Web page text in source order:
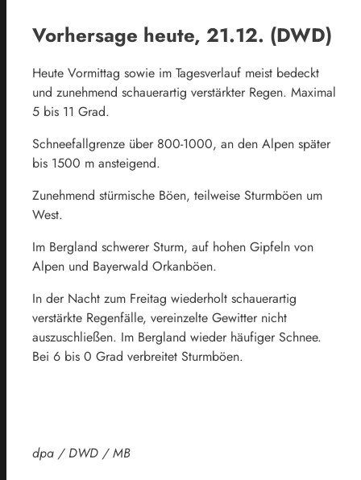
Vorhersage heute, 21.12. (DWD)
Heute Vormittag sowie im Tagesverlauf meist bedeckt
und zunehmend schauerartig verstärkter Regen. Maximal
5 bis 11 Grad.
Schneefallgrenze über 800-1000, an den Alpen später
bis 1500 m ansteigend.
Zunehmend stürmische Böen, teilweise Sturmböen um
West.
Im Bergland schwerer Sturm, auf hohen Gipfeln von
Alpen und Bayerwald Orkanböen.
In der Nacht zum Freitag wiederholt schauerartig
verstärkte Regenfälle, vereinzelte Gewitter nicht
auszuschließen. Im Bergland wieder häufiger Schnee.
Bei 6 bis 0 Grad verbreitet Sturmböen.
dpa / DWD / MB